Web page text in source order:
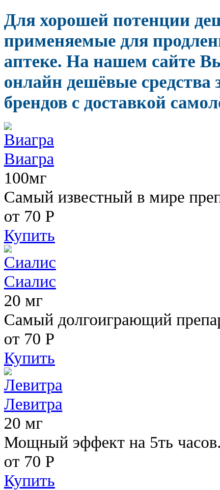
Для хорошей потенции
применяемые для
аптеке. На нашем сайте
онлайн дешёвые
брендов с доставкой
Виагра
100мг
Самый известный в мире
от 70 Р
Купить
Сиалис
20 мг
Самый долгоиграющий
от 70 Р
Купить
Левитра
20 мг
Мощный эффект на 5ть
от 70 Р
Купить